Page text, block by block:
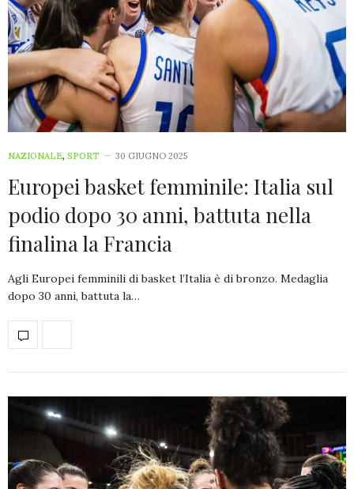
NAZIONALE, SPORT 30 GIUGNO 2025
Europei basket femminile: Italia sul
podio dopo 30 anni, battuta nella
finalina la Francia
Agli Europei femminili di basket l’Italia è di bronzo. Medaglia
dopo 30 anni, battuta la…